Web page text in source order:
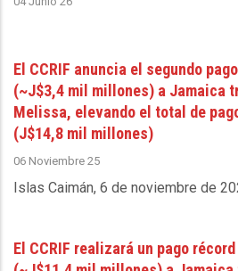
El CCRIF anuncia el segundo
(~J$3,4 mil millones) a Jamaica
Melissa, elevando el total de
(J$14,8 mil millones)
06 Noviembre 25
Islas Caimán, 6 de noviembre de
El CCRIF realizará un pago